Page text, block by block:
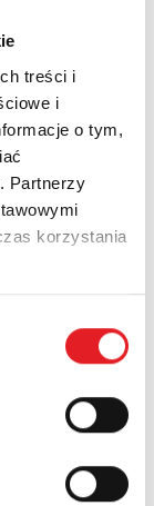
treści i
i
o tym,
Partnerzy
korzystania
offer